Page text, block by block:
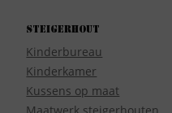
Steigerhout
Kinderbureau
Kinderkamer
Kussens op maat
Maatwerk steigerhouten